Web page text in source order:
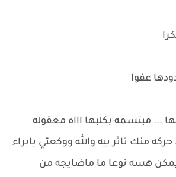
عفوا
... مبتسمه بكلبها اااه معقوله
منك تاثر بيه والله ووكعتي يابراء
هسه نوعا ما ماضايجه من